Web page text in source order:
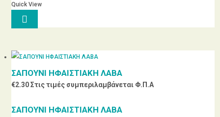
Quick View

ΣΑΠΟΥΝΙ ΗΦΑΙΣΤΙΑΚΗ ΛΑΒΑ
€2.30 Στις τιμές συμπεριλαμβάνεται Φ.Π.Α
ΣΑΠΟΥΝΙ ΗΦΑΙΣΤΙΑΚΗ ΛΑΒΑ